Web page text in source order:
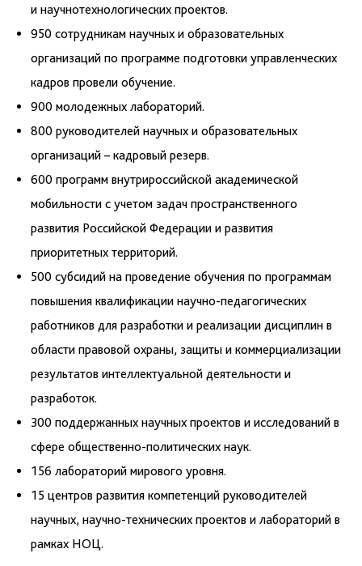
и научнотехнологических проектов.
950 сотрудникам научных и образовательных
организаций по программе подготовки управленческих
кадров провели обучение.
900 молодежных лабораторий.
800 руководителей научных и образовательных
организаций – кадровый резерв.
600 программ внутрироссийской академической
мобильности с учетом задач пространственного
развития Российской Федерации и развития
приоритетных территорий.
500 субсидий на проведение обучения по программам
повышения квалификации научно-педагогических
работников для разработки и реализации дисциплин в
области правовой охраны, защиты и коммерциализации
результатов интеллектуальной деятельности и
разработок.
300 поддержанных научных проектов и исследований в
сфере общественно-политических наук.
156 лабораторий мирового уровня.
15 центров развития компетенций руководителей
научных, научно-технических проектов и лабораторий в
рамках НОЦ.